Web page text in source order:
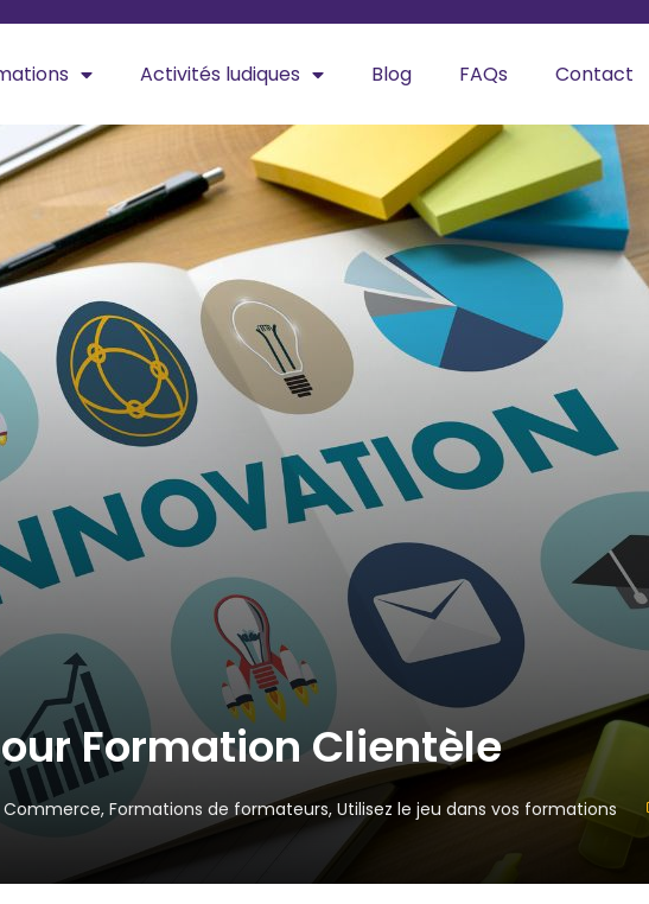
Activités ludiques Blog FAQs Contact
Formation Clientèle
Commerce, Formations de formateurs, Utilisez le jeu dans vos formations